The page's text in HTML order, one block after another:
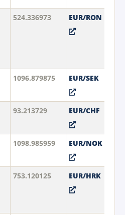
524.336973 EUR/RON
1096.879875 EUR/SEK
93.213729 EUR/CHF
1098.985959 EUR/NOK
753.120125 EUR/HRK